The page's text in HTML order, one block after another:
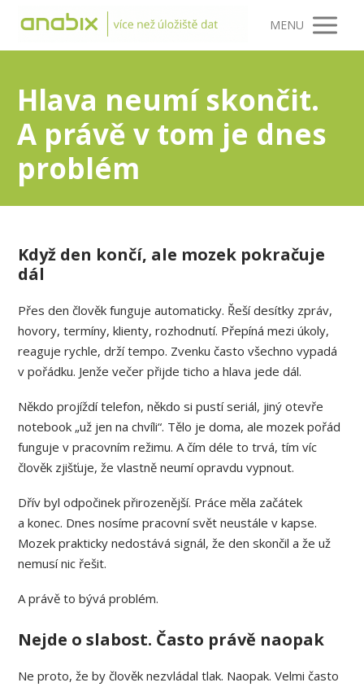
MENU
Hlava neumí skončit.
A právě v tom je dnes
problém
Když den končí, ale mozek pokračuje
dál
Přes den člověk funguje automaticky. Řeší desítky zpráv,
hovory, termíny, klienty, rozhodnutí. Přepíná mezi úkoly,
reaguje rychle, drží tempo. Zvenku často všechno vypadá
v pořádku. Jenže večer přijde ticho a hlava jede dál.
Někdo projíždí telefon, někdo si pustí seriál, jiný otevře
notebook „už jen na chvíli“. Tělo je doma, ale mozek pořád
funguje v pracovním režimu. A čím déle to trvá, tím víc
člověk zjišťuje, že vlastně neumí opravdu vypnout.
Dřív byl odpočinek přirozenější. Práce měla začátek
a konec. Dnes nosíme pracovní svět neustále v kapse.
Mozek prakticky nedostává signál, že den skončil a že už
nemusí nic řešit.
A právě to bývá problém.
Nejde o slabost. Často právě naopak
Ne proto, že by člověk nezvládal tlak. Naopak. Velmi často